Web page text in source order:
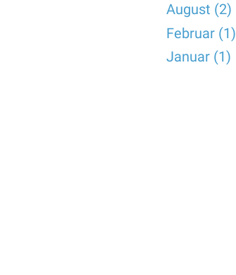
August (2)
Februar (1)
Januar (1)